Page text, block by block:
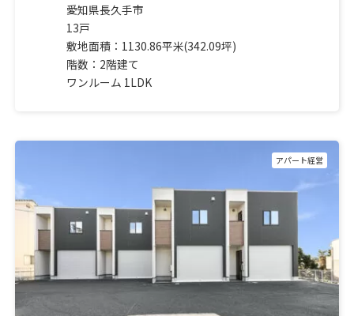
愛知県長久手市
13戸
敷地面積：1130.86平米(342.09坪)
階数：2階建て
ワンルーム 1LDK
アパート経営